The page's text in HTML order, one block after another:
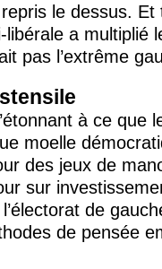
le dessus.
libérale a multiplié
pas l’extrême
à ce que
moelle
des jeux de
sur
de
de pensée